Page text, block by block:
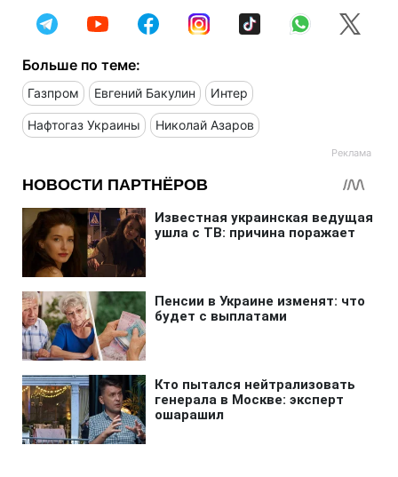
Больше по теме:
Газпром Евгений Бакулин Интер
Нафтогаз Украины Николай Азаров